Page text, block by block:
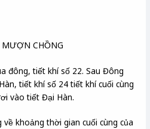
CHỒNG
đông, tiết khí số 22. Sau Đông
tiết khí số 24 tiết khí cuối cùng
vào tiết Đại Hàn.
khoảng thời gian cuối cùng của